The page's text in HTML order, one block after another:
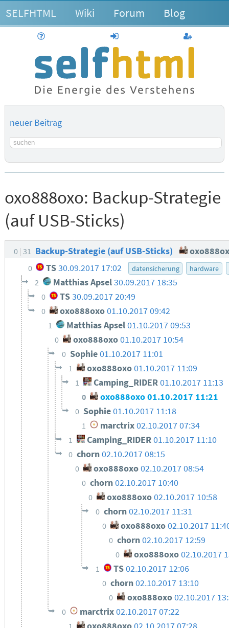
SELFHTML Wiki Forum Blog
anmelden
neuer Beitrag
Suchbegriff
oxo888oxo: Backup-Strategie
(auf USB-Sticks)
0 31 Backup-Strategie (auf USB-Sticks)
0 TS30.09.2017 17:02 datensicherung hardware
2 Matthias Apsel 30.09.2017 18:35
0 TS30.09.2017 20:49
0 oxo888oxo01.10.2017 09:42
1 Matthias Apsel01.10.2017 09:53
0 oxo888oxo01.10.2017 10:54
0 Sophie01.10.2017 11:01
1 oxo888oxo 01.10.2017 11:09
1 Camping_RIDER01.10.2017 11:13
0 oxo888oxo01.10.2017 11:21
0 Sophie01.10.2017 11:18
1 marctrix02.10.2017 07:34
1 Camping_RIDER 01.10.2017 11:10
0 chorn02.10.2017 08:15
0 oxo888oxo02.10.2017 08:54
0 chorn02.10.2017 10:40
0 oxo888oxo02.10.2017 10:58
0 chorn02.10.2017 11:31
0 oxo888oxo 02.10.2017
0 chorn02.10.2017 12:59
0 oxo888oxo02.10.2017
1 TS02.10.2017 12:06
0 chorn02.10.2017 13:10
0 oxo888oxo02.10.2017
0 marctrix02.10.2017 07:22
1